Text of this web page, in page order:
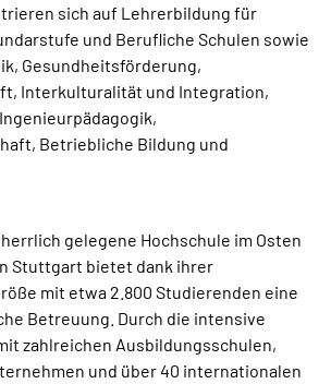
sich auf Lehrerbildung für
und Berufliche Schulen sowie
Gesundheitsförderung,
Interkulturalität und Integration,
Betriebliche Bildung und
gelegene Hochschule im Osten
Stuttgart bietet dank ihrer
mit etwa 2.800 Studierenden eine
Betreuung. Durch die intensive
zahlreichen Ausbildungsschulen,
und über 40 internationalen